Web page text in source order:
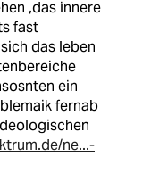
,das innere
fast
das leben
ein
fernab
ne...-